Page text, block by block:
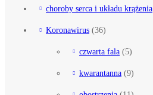
choroby serca i układu krążenia
Koronawirus (36)
czwarta fala (5)
kwarantanna (9)